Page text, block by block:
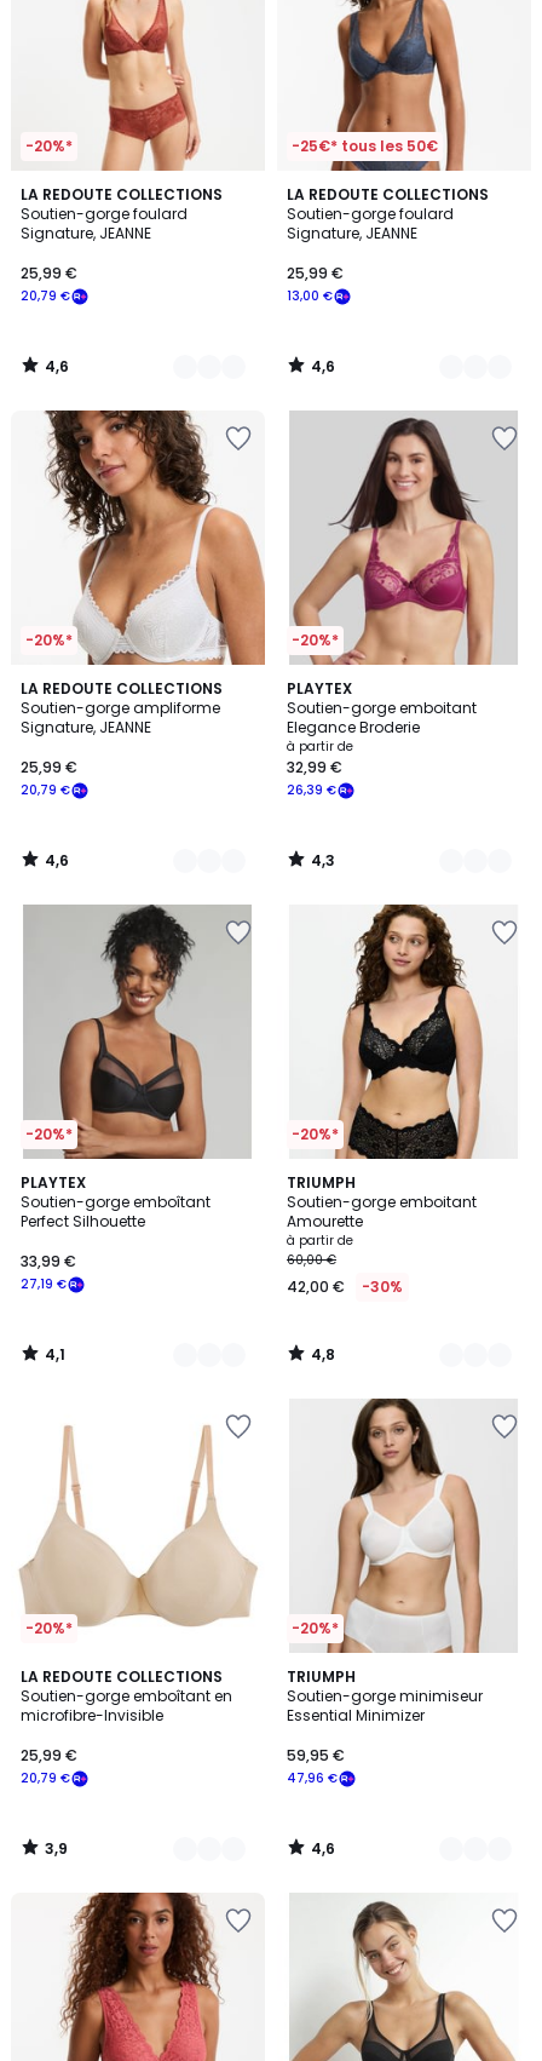
-20%*
LA REDOUTE COLLECTIONS
Soutien-gorge foulard
Signature, JEANNE
20,79 €
25,99 €
4,6
/ 5
3
Couleurs
4,6
/
-25€* tous les 50€
LA REDOUTE COLLECTIONS
Soutien-gorge foulard
Signature, JEANNE
13,00 €
25,99 €
4,6
/ 5
2
Couleurs
4,6
/
-20%*
LA REDOUTE COLLECTIONS
Soutien-gorge ampliforme
Signature, JEANNE
20,79 €
25,99 €
4,6
/ 5
4
Couleurs
4,6
/
-20%*
PLAYTEX
Soutien-gorge emboitant
Elegance Broderie
à partir de
26,39 €
32,99 €
4,3
/ 5
6
Couleurs
4,3
/
-20%*
PLAYTEX
Soutien-gorge emboîtant
Perfect Silhouette
27,19 €
33,99 €
4,1
/ 5
3
Couleurs
4,1
/
-20%*
TRIUMPH
Soutien-gorge emboitant
Amourette
à partir de
60,00 €
42,00 € -30%
4,8
/ 5
9
Couleurs
4,8
/
-20%*
LA REDOUTE COLLECTIONS
Soutien-gorge emboîtant en
microfibre-Invisible
20,79 €
25,99 €
3,9
/ 5
3
Couleurs
3,9
/
-20%*
TRIUMPH
Soutien-gorge minimiseur
Essential Minimizer
47,96 €
59,95 €
4,6
/ 5
3
Couleurs
4,6
/